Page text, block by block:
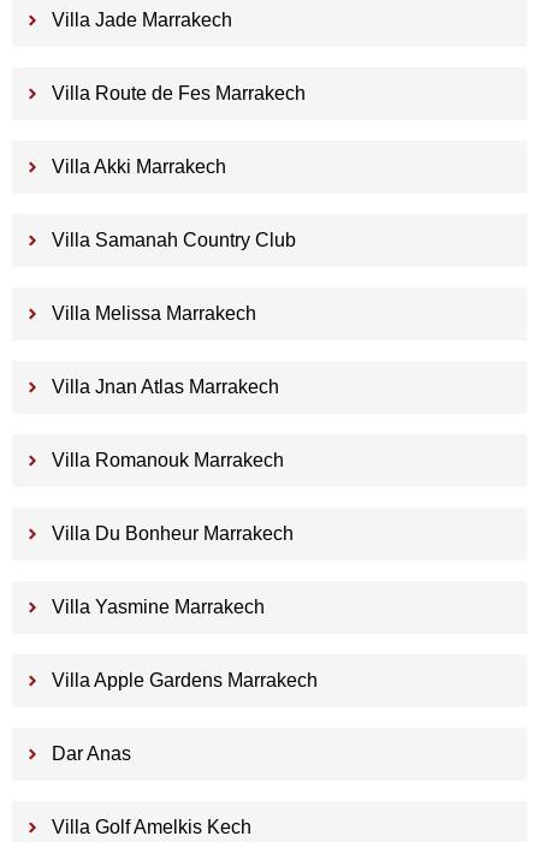
Villa Jade Marrakech
Villa Route de Fes Marrakech
Villa Akki Marrakech
Villa Samanah Country Club
Villa Melissa Marrakech
Villa Jnan Atlas Marrakech
Villa Romanouk Marrakech
Villa Du Bonheur Marrakech
Villa Yasmine Marrakech
Villa Apple Gardens Marrakech
Dar Anas
Villa Golf Amelkis Kech